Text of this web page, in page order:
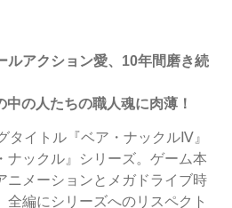
ルアクション愛、10年間磨き続
中の人たちの職人魂に肉薄！
タイトル『ベア・ナックルⅣ』
ナックル』シリーズ。ゲーム本
ニメーションとメガドライブ時
全編にシリーズへのリスペクト